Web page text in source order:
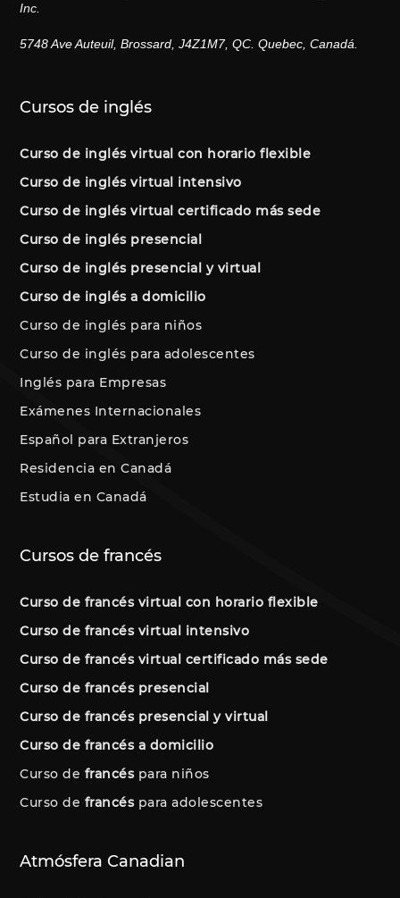
Inc.
5748 Ave Auteuil, Brossard, J4Z1M7, QC. Quebec, Canadá.
Cursos de inglés
Curso de inglés virtual con horario flexible
Curso de inglés virtual intensivo
Curso de inglés virtual certificado más sede
Curso de inglés presencial
Curso de inglés presencial y virtual
Curso de inglés a domicilio
Curso de inglés para niños
Curso de inglés para adolescentes
Inglés para Empresas
Exámenes Internacionales
Español para Extranjeros
Residencia en Canadá
Estudia en Canadá
Cursos de francés
Curso de francés virtual con horario flexible
Curso de francés virtual intensivo
Curso de francés virtual certificado más sede
Curso de francés presencial
Curso de francés presencial y virtual
Curso de francés a domicilio
Curso de francéspara niños
Curso de francéspara adolescentes
Atmósfera Canadian